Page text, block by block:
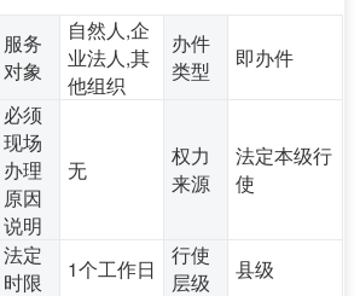
服务
对象
自然人,企
业法人,其
他组织
办件
类型
即办件
必须
现场
办理
原因
说明
无
权力
来源
法定本级行
使
法定
时限
1个工作日
行使
层级
县级